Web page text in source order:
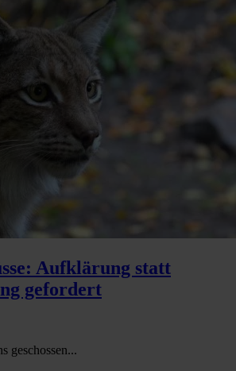
Aufklärung statt
gefordert
geschossen...